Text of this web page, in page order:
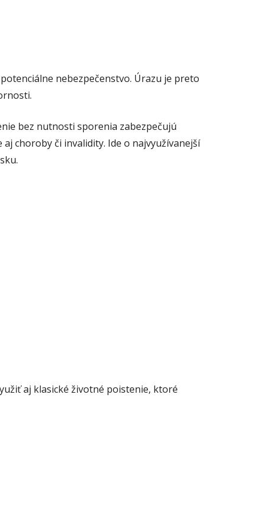
nebezpečenstvo. Úrazu je preto
bez nutnosti sporenia zabezpečujú
choroby či invalidity. Ide o najvyužívanejší
aj klasické životné poistenie, ktoré